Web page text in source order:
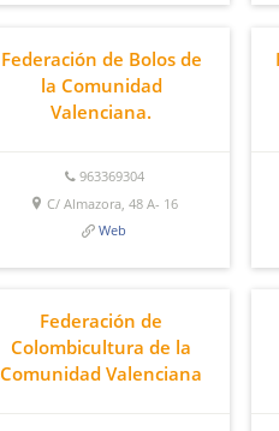
Federación de Bolos de
la Comunidad
Valenciana.
963369304
C/ Almazora, 48 A- 16
Web
Federación de
Colombicultura de la
Comunidad Valenciana